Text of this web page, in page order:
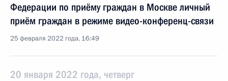
Федерации по приёму граждан в Москве личный
приём граждан в режиме видео-конференц-связи
25 февраля 2022 года, 16:49
20 января 2022 года, четверг